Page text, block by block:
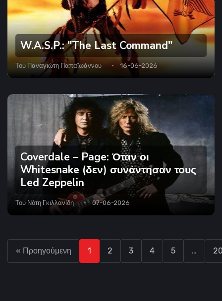
W.A.S.P.: "The Last Command"
Του Παναγιώτη Παπαϊωάννου 16-06-2026
Coverdale – Page: Όταν οι
Whitesnake (δεν) συνάντησαν τους
Led Zeppelin
Του Νότη Γκιλλανίδη 07-06-2026
« Προηγούμενη 1 2 3 4 5 …